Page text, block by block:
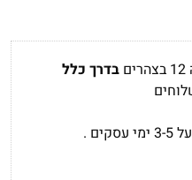
בדרך כלל
.